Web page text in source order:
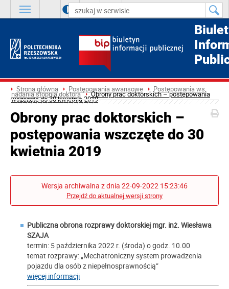
A A A
Strona główna Postępowania awansowe Postępowania ws.
nadania stopnia doktora Obrony prac doktorskich – postępowania
wszczęte do 30 kwietnia 2019
Obrony prac doktorskich –
postępowania wszczęte do 30
kwietnia 2019
Wersja archiwalna z dnia 22-09-2022 15:23:46
Przejdź do aktualnej wersji strony
Publiczna obrona rozprawy doktorskiej mgr. inż. Wiesława
SZAJA
termin: 5 października 2022 r. (środa) o godz. 10.00
temat rozprawy: „Mechatroniczny system prowadzenia
pojazdu dla osób z niepełnosprawnością”
więcej informacji